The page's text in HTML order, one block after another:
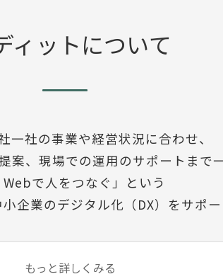
ィットについて
一社の事業や経営状況に合わせ、
案、現場での運用のサポートまで
Webで人をつなぐ」という
企業のデジタル化（DX）をサポ
もっと詳しくみる